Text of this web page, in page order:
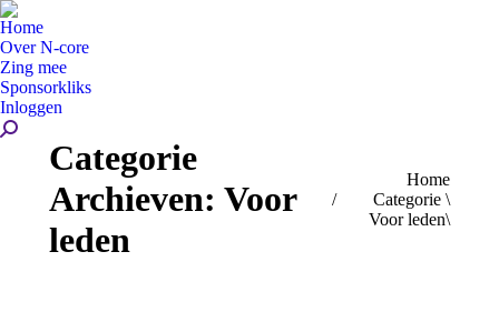
Home
Over N-core
Zing mee
Sponsorkliks
Inloggen
Zoeken:
Categorie
Archieven: Voor
leden
Je bent hier:Home
Categorie \
Voor leden\